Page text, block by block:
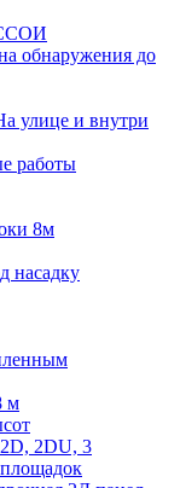
обнаружения до
улице и внутри
работы
8м
насадку
м
2DU, 3